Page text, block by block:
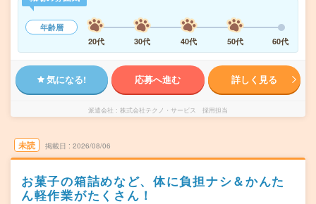
年齢層
20代
30代 40代 50代 60代
気になる! 応募へ進む 詳しく見る
派遣会社 株式会社テクノ・サービス 採用担当
未読 掲載日 2026/08/06
お菓子の箱詰めなど、体に負担ナシ＆かんた
ん軽作業がたくさん！